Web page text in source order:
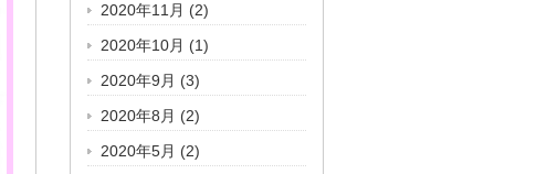
2020年11月 (2)
2020年10月 (1)
2020年9月 (3)
2020年8月 (2)
2020年5月 (2)